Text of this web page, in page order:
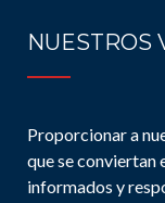
NUESTROS
Proporcionar a
que se conviertan
informados y